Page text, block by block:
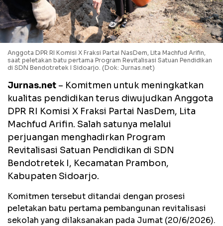
Anggota DPR RI Komisi X Fraksi Partai NasDem, Lita Machfud Arifin,
saat peletakan batu pertama Program Revitalisasi Satuan Pendidikan
di SDN Bendotretek I Sidoarjo. (Dok: Jurnas.net)
Jurnas.net – Komitmen untuk meningkatkan
kualitas pendidikan terus diwujudkan Anggota
DPR RI Komisi X Fraksi Partai NasDem, Lita
Machfud Arifin. Salah satunya melalui
perjuangan menghadirkan Program
Revitalisasi Satuan Pendidikan di SDN
Bendotretek I, Kecamatan Prambon,
Kabupaten Sidoarjo.
Komitmen tersebut ditandai dengan prosesi
peletakan batu pertama pembangunan revitalisasi
sekolah yang dilaksanakan pada Jumat (20/6/2026).